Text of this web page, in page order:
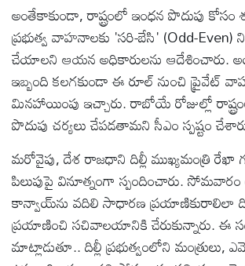
అంతేకాకుండా, రాష్ట్రంలో ఇంధన పొదుపు
ప్రభుత్వ వాహనాలకు 'సరి-బేసి' (Odd-Even)
చేయాలని ఆయన అధికారులను ఆదేశించారు.
ఇబ్బంది కలగకుండా ఈ రూల్ నుంచి ప్రైవేట్
మినహాయింపు ఇచ్చారు. రాబోయే రోజుల్లో
పొదుపు చర్యలు చేపడతామని సీఎం స్పష్టం
మరోవైపు, దేశ రాజధాని దిల్లీ ముఖ్యమంత్రి రేఖా
పిలుపుపై వినూత్నంగా స్పందించారు.
కాన్వాయ్‌ను వదిలి సాధారణ ప్రయాణికురాలిలా
ప్రయాణించి సచివాలయానికి చేరుకున్నారు. ఈ
మాట్లాడుతూ.. దిల్లీ ప్రభుత్వంలోని మంత్రులు,